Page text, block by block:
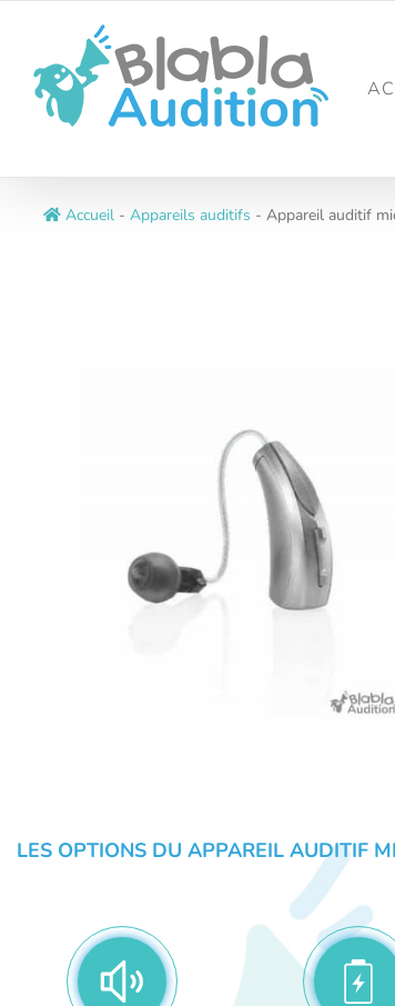
contenu
Accueil - Appareils auditifs - Appareil auditif
LES OPTIONS DU APPAREIL AUDITIF